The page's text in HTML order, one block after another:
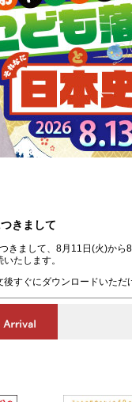
きまして
きまして、8月11日(火)から
たします。
後すぐにダウンロードいただ